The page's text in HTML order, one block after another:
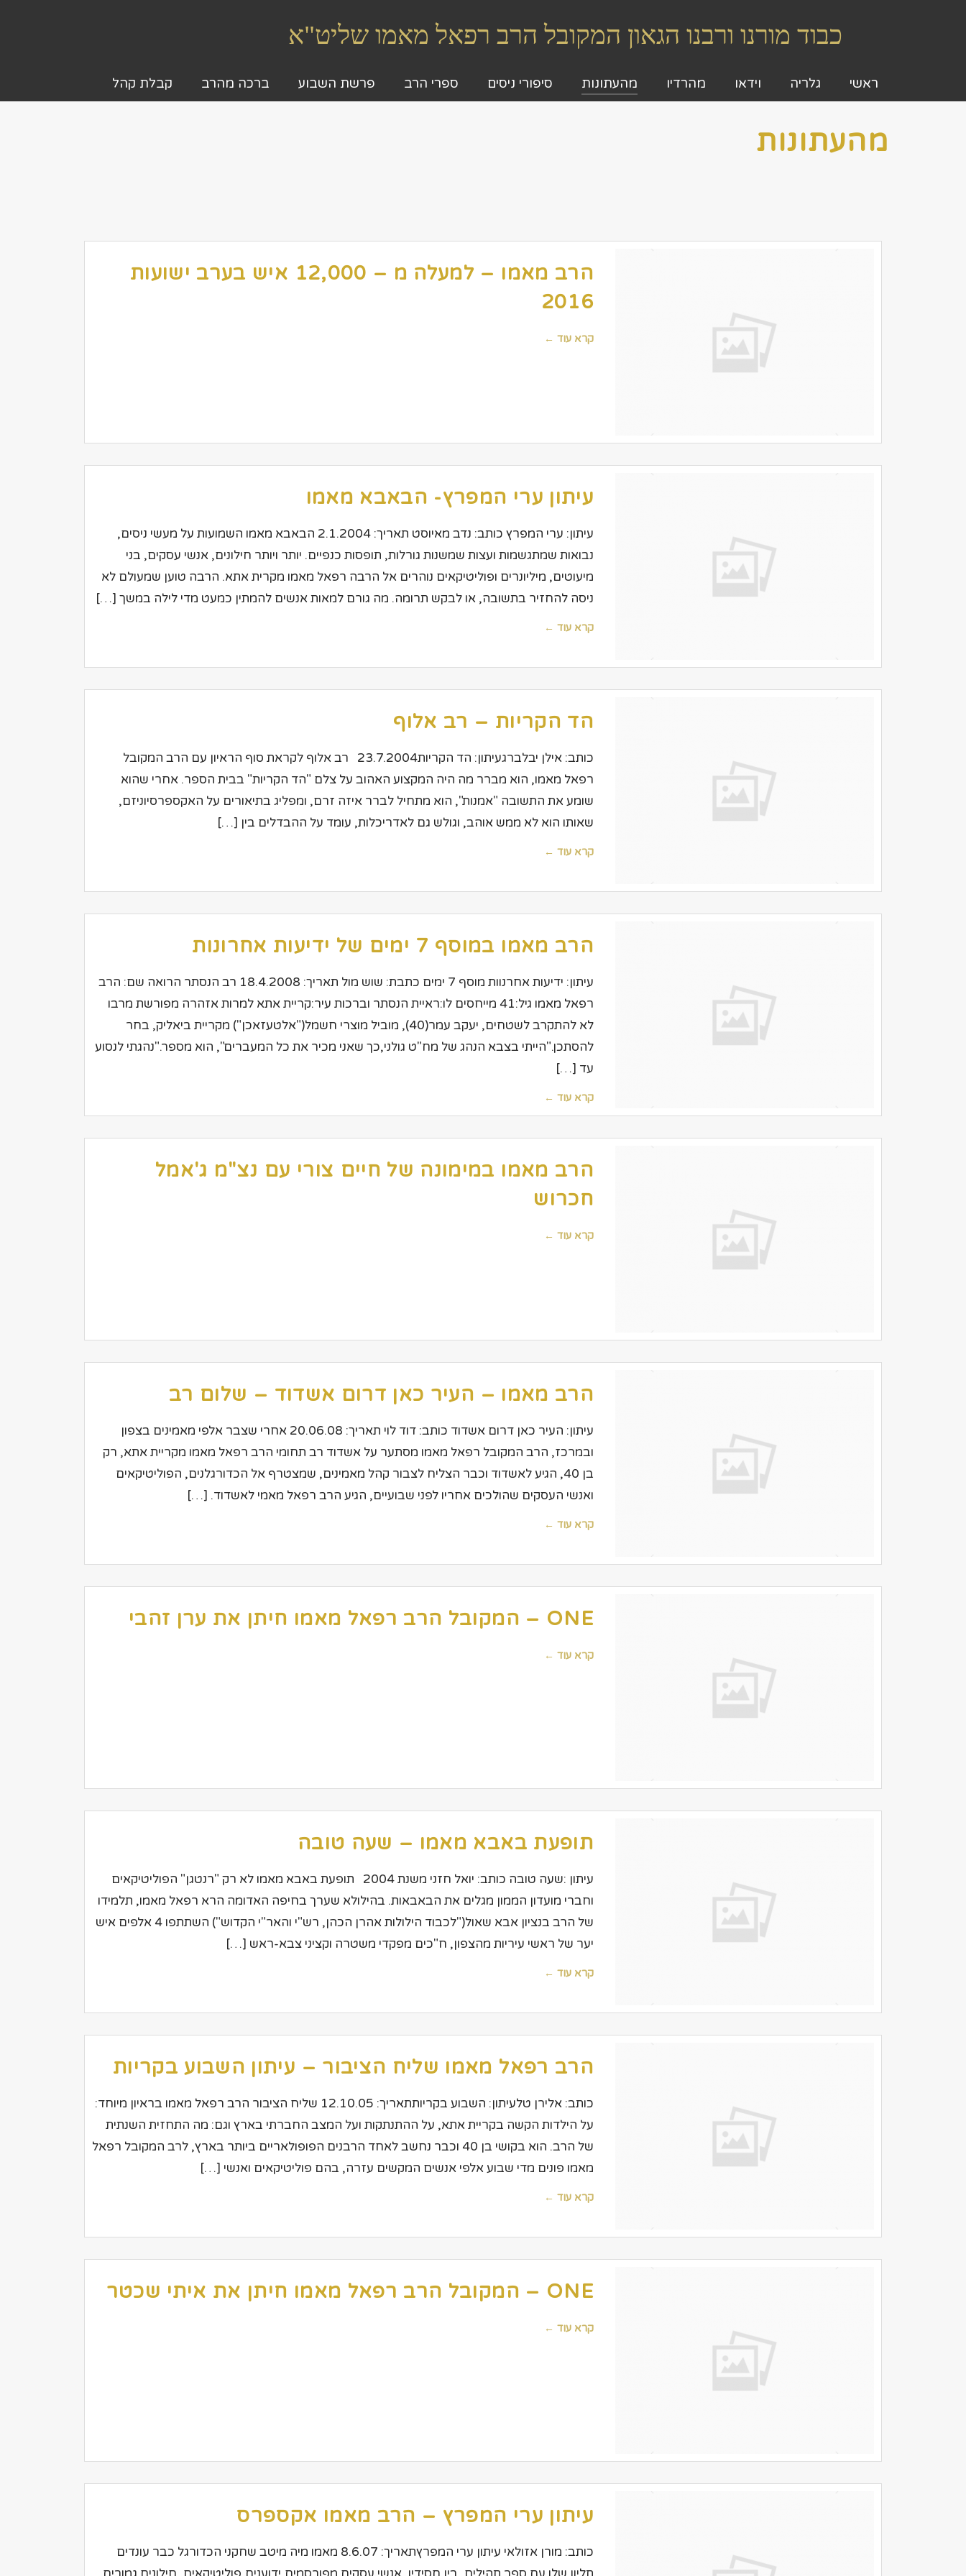
כבוד מורנו ורבנו הגאון המקובל הרב רפאל מאמו שליט"א
ראשי גלריה וידאו מהרדיו מהעתונות סיפורי ניסים ספרי הרב פרשת השבוע ברכה מהרב קבלת קהל
מהעתונות
הרב מאמו – למעלה מ – 12,000 איש בערב ישועות
2016
קרא עוד ←
עיתון ערי המפרץ- הבאבא מאמו
עיתון: ערי המפרץ כותב: נדב מאיוסט תאריך: 2.1.2004 הבאבא מאמו השמועות על מעשי ניסים,
נבואות שמתגשמות ועצות שמשנות גורלות, תופסות כנפיים. יותר ויותר חילונים, אנשי עסקים, בני
מיעוטים, מיליונרים ופוליטיקאים נוהרים אל הרבה רפאל מאמו מקרית אתא. הרבה טוען שמעולם לא
ניסה להחזיר בתשובה, או לבקש תרומה. מה גורם למאות אנשים להמתין כמעט מדי לילה במשך […]
קרא עוד ←
הד הקריות – רב אלוף
כותב: אילן יבלברגעיתון: הד הקריות23.7.2004 רב אלוף לקראת סוף הראיון עם הרב המקובל
רפאל מאמו, הוא מברר מה היה המקצוע האהוב על צלם "הד הקריות" בבית הספר. אחרי שהוא
שומע את התשובה "אמנות", הוא מתחיל לברר איזה זרם, ומפליג בתיאורים על האקספרסיוניזם,
שאותו הוא לא ממש אוהב, וגולש גם לאדריכלות, עומד על ההבדלים בין […]
קרא עוד ←
הרב מאמו במוסף 7 ימים של ידיעות אחרונות
עיתון: ידיעות אחרנוות מוסף 7 ימים כתבת: שוש מול תאריך: 18.4.2008 רב הנסתר הרואה שם: הרב
רפאל מאמו גיל:41 מייחסים לו:ראיית הנסתר וברכות עיר:קריית אתא למרות אזהרה מפורשת מרבו
לא להתקרב לשטחים, יעקב עמר(40), מוביל מוצרי חשמל("אלטעזאכן") מקריית ביאליק, בחר
להסתכן."הייתי בצבא הנהג של מח"ט גולני,כך שאני מכיר את כל המעברים", הוא מספר."נהגתי לנסוע
עד […]
קרא עוד ←
הרב מאמו במימונה של חיים צורי עם נצ"מ ג'אמל
חכרוש
קרא עוד ←
הרב מאמו – העיר כאן דרום אשדוד – שלום רב
עיתון: העיר כאן דרום אשדוד כותב: דוד לוי תאריך: 20.06.08 אחרי שצבר אלפי מאמינים בצפון
ובמרכז, הרב המקובל רפאל מאמו מסתער על אשדוד רב תחומי הרב רפאל מאמו מקריית אתא, רק
בן 40, הגיע לאשדוד וכבר הצליח לצבור קהל מאמינים, שמצטרף אל הכדורגלנים, הפוליטיקאים
ואנשי העסקים שהולכים אחריו לפני שבועיים, הגיע הרב רפאל מאמי לאשדוד. […]
קרא עוד ←
ONE – המקובל הרב רפאל מאמו חיתן את ערן זהבי
קרא עוד ←
תופעת באבא מאמו – שעה טובה
עיתון :שעה טובה כותב: יואל חזני משנת 2004 תופעת באבא מאמו לא רק "רנטגן" הפוליטיקאים
וחברי מועדון הממון מגלים את הבאבאות. בהילולא שערך בחיפה האדומה הרא רפאל מאמו, תלמידו
של הרב בנציון אבא שאול("לכבוד הילולות אהרן הכהן, רש"י והאר"י הקדוש") השתתפו 4 אלפים איש
יער של ראשי עיריות מהצפון, ח"כים מפקדי משטרה וקציני צבא-ראש […]
קרא עוד ←
הרב רפאל מאמו שליח הציבור – עיתון השבוע בקריות
כותב: אלירן טלעיתון: השבוע בקריותתאריך: 12.10.05 שליח הציבור הרב רפאל מאמו בראיון מיוחד:
על הילדות הקשה בקריית אתא, על ההתנתקות ועל המצב החברתי בארץ וגם: מה התחזית השנתית
של הרב. הוא בקושי בן 40 וכבר נחשב לאחד הרבנים הפופולאריים ביותר בארץ, לרב המקובל רפאל
מאמו פונים מדי שבוע אלפי אנשים המקשים עזרה, בהם פוליטיקאים ואנשי […]
קרא עוד ←
ONE – המקובל הרב רפאל מאמו חיתן את איתי שכטר
קרא עוד ←
עיתון ערי המפרץ – הרב מאמו אקספרס
כותב: מורן אזולאי עיתון ערי המפרץתאריך: 8.6.07 מאמו מיה מיטב שחקני הכדורגל כבר עונדים